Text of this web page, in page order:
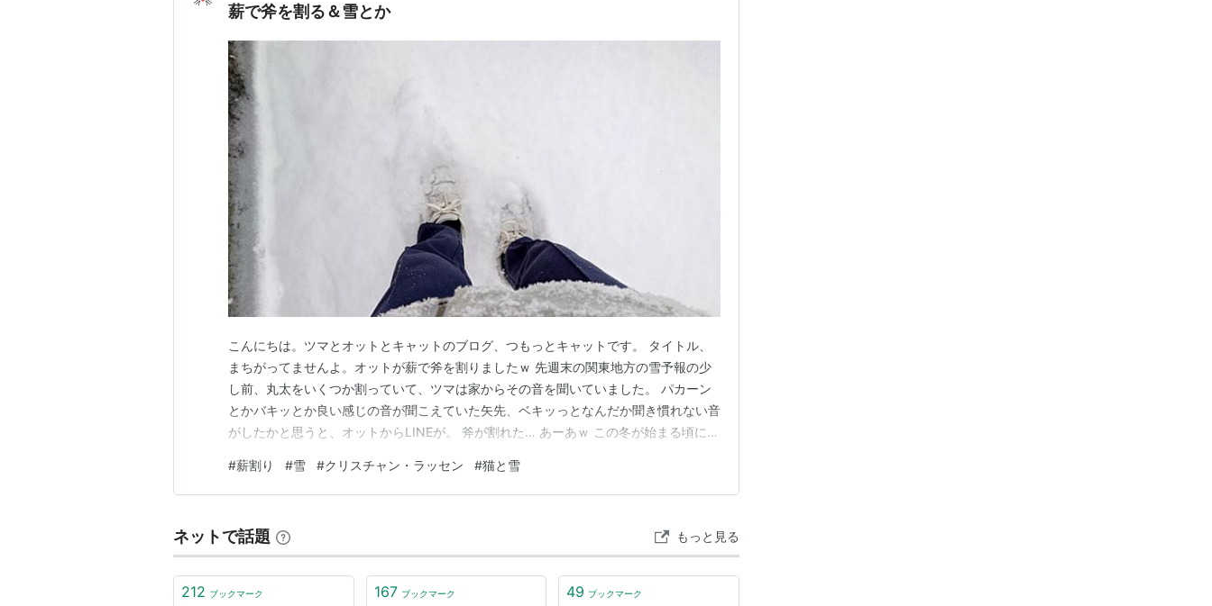
薪で斧を割る＆雪とか
こんにちは。ツマとオットとキャットのブログ、つもっとキャットです。 タイトル、
まちがってませんよ。オットが薪で斧を割りましたｗ 先週末の関東地方の雪予報の少
し前、丸太をいくつか割っていて、ツマは家からその音を聞いていました。 パカーン
とかバキッとか良い感じの音が聞こえていた矢先、ベキッっとなんだか聞き慣れない音
がしたかと思うと、オットからLINEが。 斧が割れた… あーあｗ この冬が始まる頃にヘ
いたようです。しばらく薪割りができそうにありません。1ヶ月弱分の薪はあるので、
まあ大丈夫でしょう。 そして金曜日の雪ですが、…
#薪割り #雪 #クリスチャン・ラッセン #猫と雪
ネットで話題 もっと見る
212 ブックマーク 167 ブックマーク 49 ブックマーク